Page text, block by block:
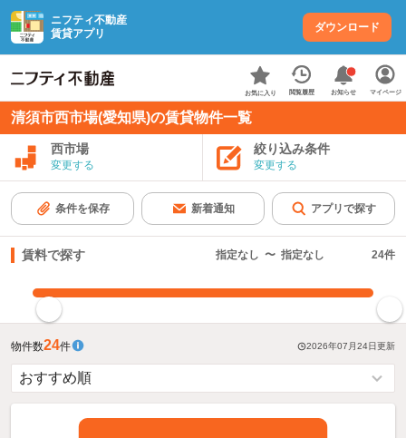
ニフティ不動産
賃貸アプリ
ダウンロード
お気に入り 閲覧履歴 お知らせ マイページ
清須市西市場(愛知県)の賃貸物件一覧
西市場
変更する
絞り込み条件
変更する
条件を保存 新着通知 アプリで探す
賃料で探す 指定なし 〜 指定なし 24件
物件数24件 2026年07月24日更新